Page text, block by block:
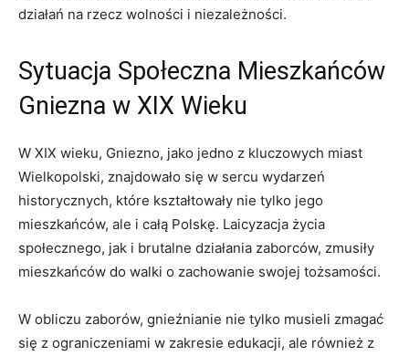
działań na rzecz wolności i niezależności.
Sytuacja Społeczna Mieszkańców
Gniezna w XIX Wieku
W XIX wieku, Gniezno, jako jedno z kluczowych miast
Wielkopolski, znajdowało się w sercu wydarzeń
historycznych, które kształtowały nie tylko jego
mieszkańców, ale i całą Polskę. Laicyzacja życia
społecznego, jak i brutalne działania zaborców, zmusiły
mieszkańców do walki o zachowanie swojej tożsamości.
W obliczu zaborów, gnieźnianie nie tylko musieli zmagać
się z ograniczeniami w zakresie edukacji, ale również z